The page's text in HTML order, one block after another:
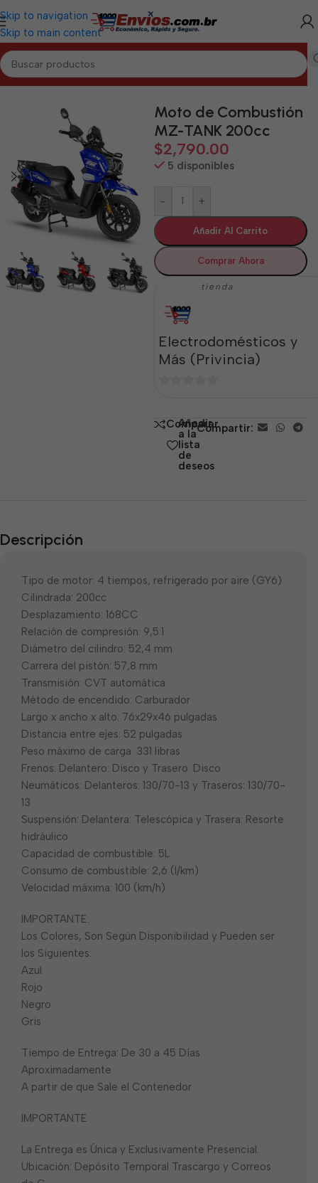
Skip to navigation
Skip to main content
Inicio/CIENFUEGOS/Motos de Combustión Cienfuegos
Moto de Combustión
MZ-TANK 200cc
$2,790.00
5 disponibles
- +
Añadir Al Carrito
Comprar Ahora
tienda
Electrodomésticos y
Más (Privincia)
5 Comparar
Añadir
a la
lista
de
deseos
Compartir:
Descripción
Tipo de motor: 4 tiempos, refrigerado por aire (GY6)
Cilindrada: 200cc
Desplazamiento: 168CC
Relación de compresión: 9,5:1
Diámetro del cilindro: 52,4 mm
Carrera del pistón: 57,8 mm
Transmisión: CVT automática
Método de encendido: Carburador
Largo x ancho x alto: 76x29x46 pulgadas
Distancia entre ejes: 52 pulgadas
Peso máximo de carga: 331 libras
Frenos: Delantero: Disco y Trasero: Disco
Neumáticos: Delanteros: 130/70-13 y Traseros: 130/70-
13
Suspensión: Delantera: Telescópica y Trasera: Resorte
hidráulico
Capacidad de combustible: 5L
Consumo de combustible: 2,6 (l/km)
Velocidad máxima: 100 (km/h)
IMPORTANTE:
Los Colores, Son Según Disponibilidad y Pueden ser
los Siguientes:
Azul
Rojo
Negro
Gris
Tiempo de Entrega: De 30 a 45 Días
Aproximadamente
A partir de que Sale el Contenedor
IMPORTANTE
La Entrega es Única y Exclusivamente Presencial.
Ubicación: Depósito Temporal Trascargo y Correos